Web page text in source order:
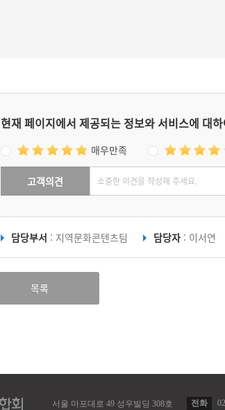
현재 페이지에서 제공되는 정보와 서비스에 대
매우만족
고객의견
담당부서 : 지역문화콘텐츠팀 담당자 : 이서연
목록
서울 마포대로 49 성우빌딩 308호 전화